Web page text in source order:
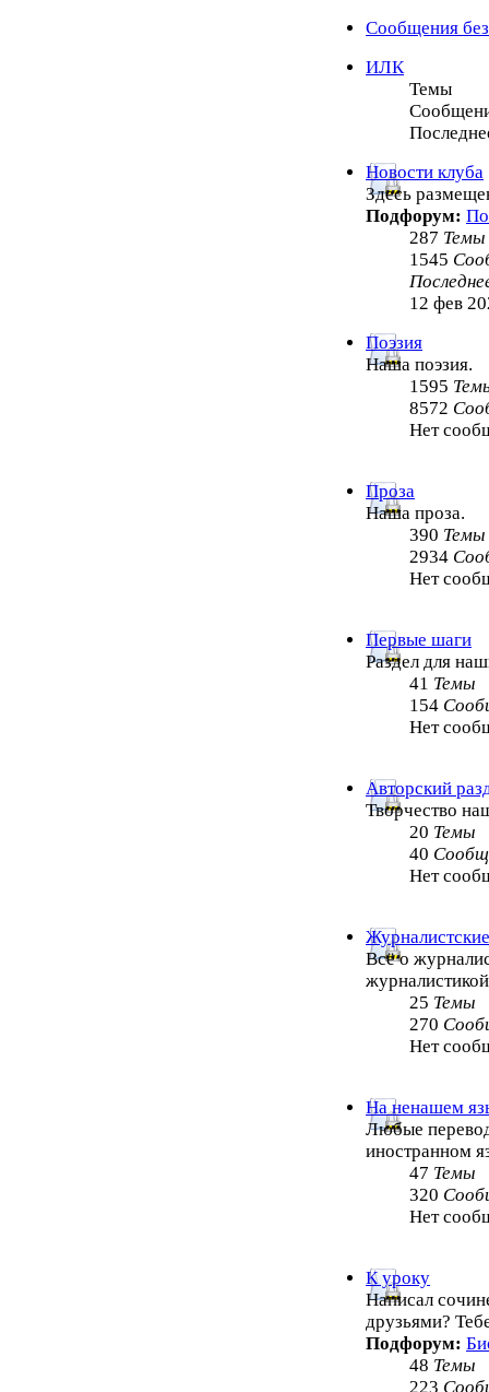
Сообщения без
ИЛК
Темы
Новости клуба
Здесь
Подфорум:
287 Темы
1545
12 фев
Поэзия
Наша поэзия.
1595
8572
Нет
Проза
Наша проза.
390 Темы
2934
Нет
Первые шаги
Раздел для
41 Темы
154
Нет
Авторский
Творчество
20 Темы
40
Нет
Всё о
25 Темы
270
Нет
На ненашем
Любые
иностранном
47 Темы
320
Нет
К уроку
Написал
друзьями?
Подфорум:
48 Темы
223